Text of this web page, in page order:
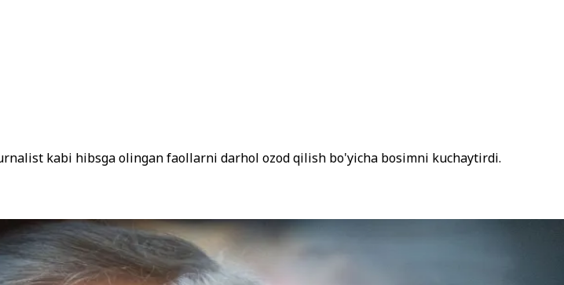
kabi hibsga olingan faollarni darhol ozod qilish bo'yicha bosimni kuchaytirdi.